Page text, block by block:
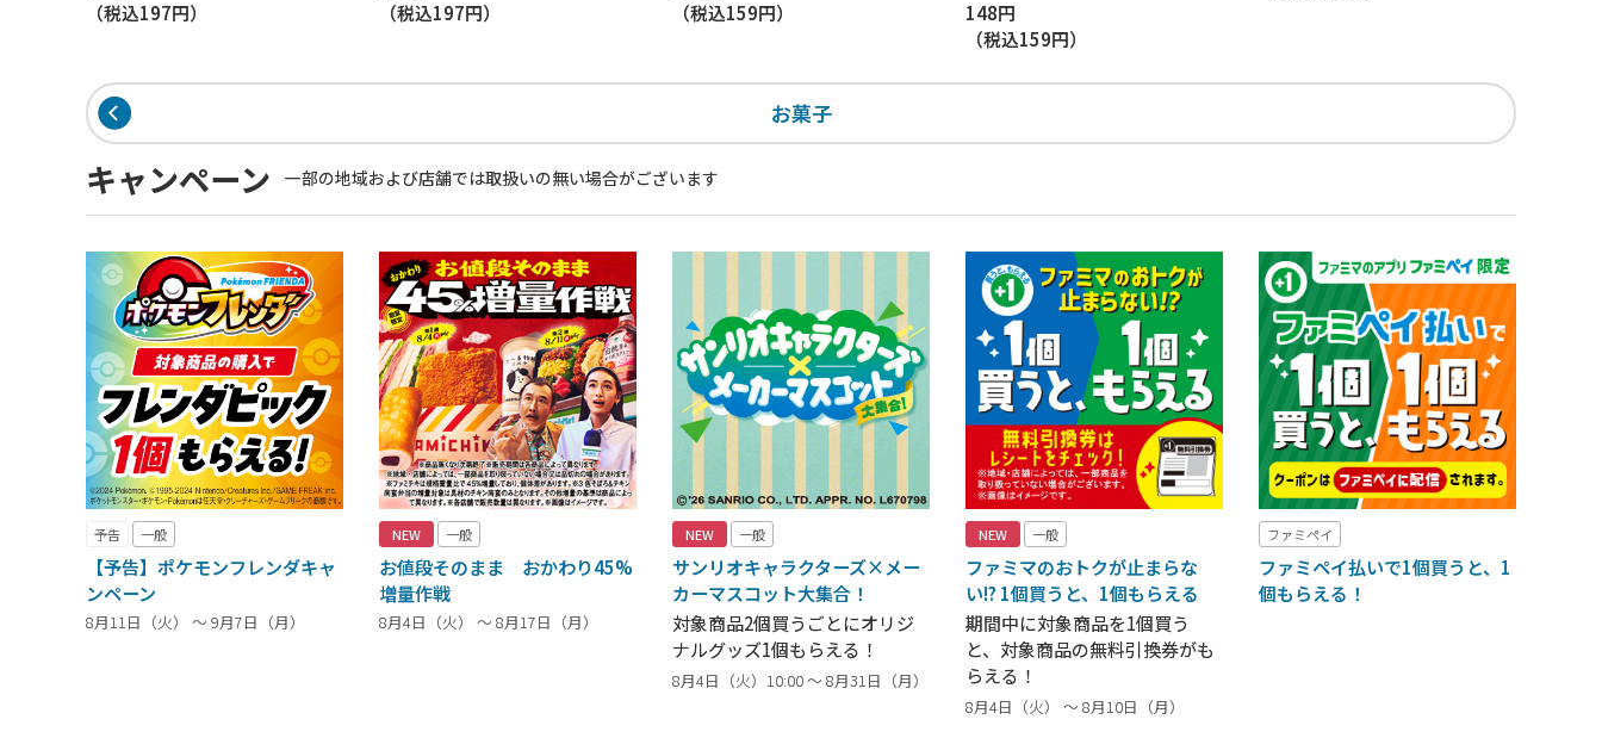
（税込197円）
（税込197円）
（税込159円）
148円
（税込159円）
お菓子
キャンペーン 一部の地域および店舗では取扱いの無い場合がございます
予告 一般
【予告】ポケモンフレンダキャ
ンペーン
8月11日（火） ～ 9月7日（月）
NEW 一般
お値段そのまま おかわり45%
増量作戦
8月4日（火） ～ 8月17日（月）
NEW 一般
サンリオキャラクターズ×メー
カーマスコット大集合！
対象商品2個買うごとにオリジ
ナルグッズ1個もらえる！
8月4日（火）10:00 ～ 8月31日（月）
NEW 一般
ファミマのおトクが止まらな
い!? 1個買うと、1個もらえる
期間中に対象商品を1個買う
と、対象商品の無料引換券がも
らえる！
8月4日（火） ～ 8月10日（月）
ファミペイ
ファミペイ払いで1個買うと、1
個もらえる！